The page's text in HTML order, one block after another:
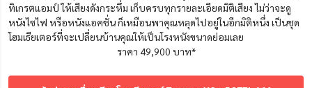
ทิเกรตแอมป์ ให้เสียงดังกระหึ่ม เก็บครบทุกรายละเอียดมิติเสียง ไม่ว่าจะดู
หนังไซไฟ หรือหนังแอคชั่น ก็เหมือนพาคุณหลุดไปอยู่ในอีกมิติหนึ่ง เป็นชุด
โฮมเธียเตอร์ที่จะเปลี่ยนบ้านคุณให้เป็นโรงหนังขนาดย่อมเลย
ราคา 49,900 บาท*